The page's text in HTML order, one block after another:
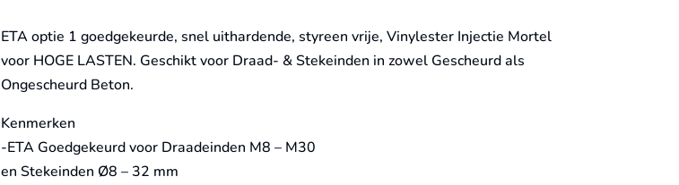
ETA optie 1 goedgekeurde, snel uithardende, styreen vrije, Vinylester Injectie Mortel
voor HOGE LASTEN. Geschikt voor Draad- & Stekeinden in zowel Gescheurd als
Ongescheurd Beton.
Kenmerken
-ETA Goedgekeurd voor Draadeinden M8 – M30
en Stekeinden Ø8 – 32 mm